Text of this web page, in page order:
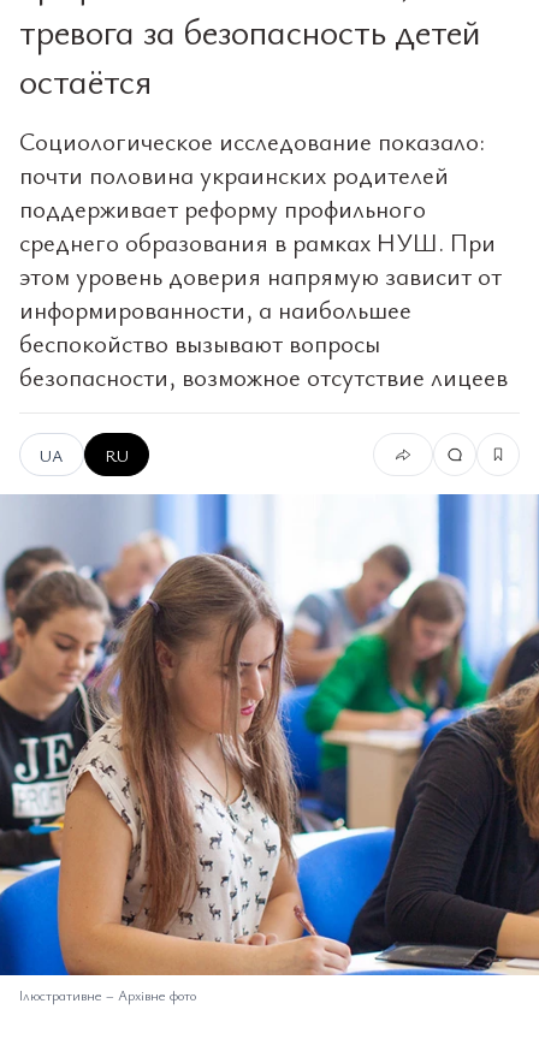
тревога за безопасность детей
остаётся
Социологическое исследование показало:
почти половина украинских родителей
поддерживает реформу профильного
среднего образования в рамках НУШ. При
этом уровень доверия напрямую зависит от
информированности, а наибольшее
беспокойство вызывают вопросы
безопасности, возможное отсутствие лицеев
UA RU
Ілюстративне – Архівне фото